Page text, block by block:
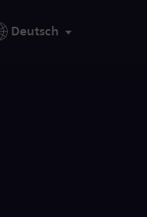
Deutsch